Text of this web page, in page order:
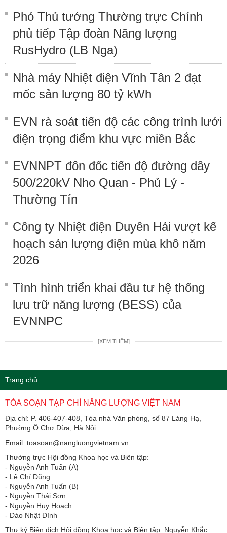
Phó Thủ tướng Thường trực Chính
phủ tiếp Tập đoàn Năng lượng
RusHydro (LB Nga)
Nhà máy Nhiệt điện Vĩnh Tân 2 đạt
mốc sản lượng 80 tỷ kWh
EVN rà soát tiến độ các công trình lưới
điện trọng điểm khu vực miền Bắc
EVNNPT đôn đốc tiến độ đường dây
500/220kV Nho Quan - Phủ Lý -
Thường Tín
Công ty Nhiệt điện Duyên Hải vượt kế
hoạch sản lượng điện mùa khô năm
2026
Tình hình triển khai đầu tư hệ thống
lưu trữ năng lượng (BESS) của
EVNNPC
[XEM THÊM]
Trang chủ
TÒA SOẠN TẠP CHÍ NĂNG LƯỢNG VIỆT NAM
Địa chỉ: P. 406-407-408, Tòa nhà Văn phòng, số 87 Láng Hạ,
Phường Ô Chợ Dừa, Hà Nội
Email: toasoan@nangluongvietnam.vn
Thường trực Hội đồng Khoa học và Biên tập:
​​​​​​- Nguyễn Anh Tuấn (A)
- Lê Chí Dũng
- Nguyễn Anh Tuấn (B)
- Nguyễn Thái Sơn
- Nguyễn Huy Hoạch
- Đào Nhật Đình
Thư ký Biên dịch Hội đồng Khoa học và Biên tập: Nguyễn Khắc